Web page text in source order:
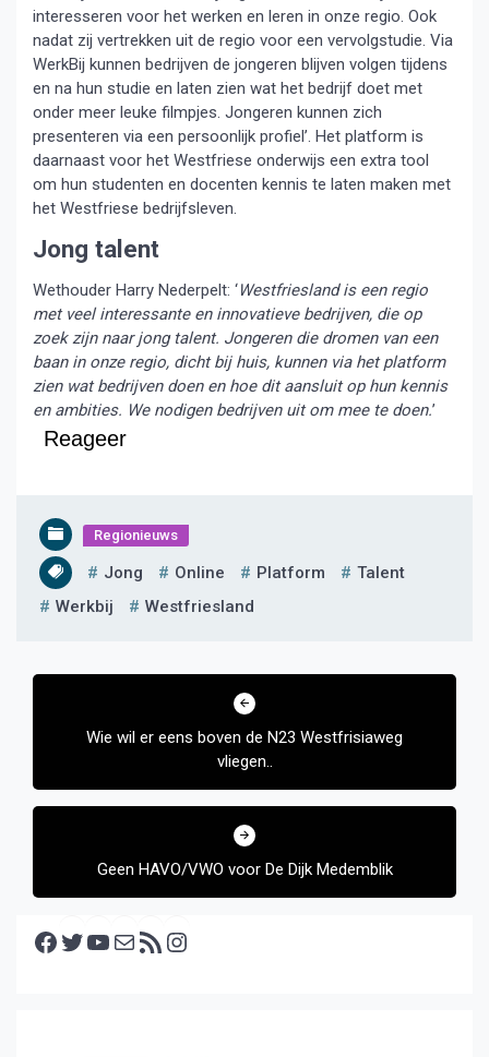
interesseren voor het werken en leren in onze regio. Ook
nadat zij vertrekken uit de regio voor een vervolgstudie. Via
WerkBij kunnen bedrijven de jongeren blijven volgen tijdens
en na hun studie en laten zien wat het bedrijf doet met
onder meer leuke filmpjes. Jongeren kunnen zich
presenteren via een persoonlijk profiel’. Het platform is
daarnaast voor het Westfriese onderwijs een extra tool
om hun studenten en docenten kennis te laten maken met
het Westfriese bedrijfsleven.
Jong talent
Wethouder Harry Nederpelt: ‘Westfriesland is een regio
met veel interessante en innovatieve bedrijven, die op
zoek zijn naar jong talent. Jongeren die dromen van een
baan in onze regio, dicht bij huis, kunnen via het platform
zien wat bedrijven doen en hoe dit aansluit op hun kennis
en ambities. We nodigen bedrijven uit om mee te doen.’
Reageer
Regionieuws
Jong Online Platform
Talent
Werkbij
Westfriesland
Bericht
Wie wil er eens boven de N23 Westfrisiaweg
vliegen..
Geen HAVO/VWO voor De Dijk Medemblik
Facebook Twitter YouTube E-mail RSS feed